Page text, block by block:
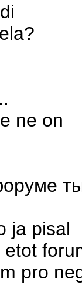
ne on
ja pisal
pro